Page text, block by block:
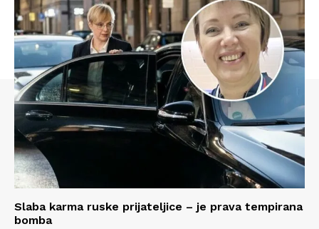
Slaba karma ruske prijateljice – je prava tempirana
bomba